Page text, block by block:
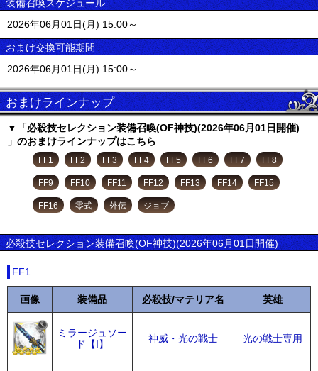
装備召喚スケジュール
2026年06月01日(月) 15:00～
おまけ交換可能期間
2026年06月01日(月) 15:00～
おまけラインナップ
▼「必殺技セレクション装備召喚(OF神技)(2026年06月01日開催)
」のおまけラインナップはこちら
FF1 FF2 FF3 FF4 FF5 FF6 FF7 FF8
FF9 FF10 FF11 FF12 FF13 FF14 FF15
FF16 零式 外伝 ジョブ
必殺技セレクション装備召喚(OF神技)(2026年06月01日開催)
FF1
画像 装備品 必殺技/マテリア名 英雄
ミラージュソー
ド【I】
神威・光の戦士 光の戦士専用